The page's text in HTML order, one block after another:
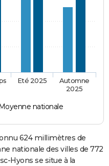
nationale
Eté 2025
Automne
2025
624 millimètres de
nationale des villes de 772
Hyons se situe à la